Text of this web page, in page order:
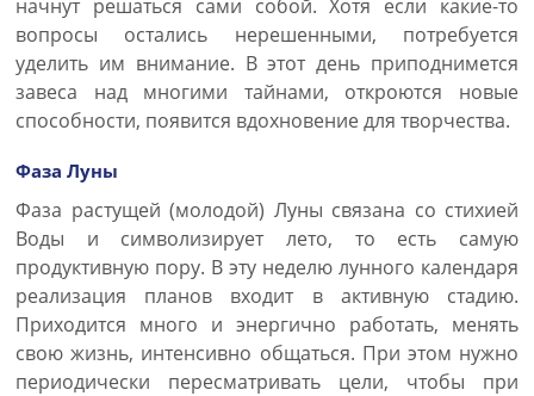
начнут решаться сами собой. Хотя если какие-то
вопросы остались нерешенными, потребуется
уделить им внимание. В этот день приподнимется
завеса над многими тайнами, откроются новые
способности, появится вдохновение для творчества.
Фаза Луны
Фаза растущей (молодой) Луны связана со стихией
Воды и символизирует лето, то есть самую
продуктивную пору. В эту неделю лунного календаря
реализация планов входит в активную стадию.
Приходится много и энергично работать, менять
свою жизнь, интенсивно общаться. При этом нужно
периодически пересматривать цели, чтобы при